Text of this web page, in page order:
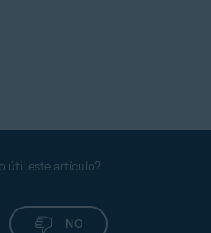
útil este artículo?
NO